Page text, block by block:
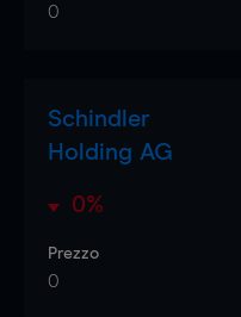
0
Schindler
Holding AG
0%
Prezzo
0